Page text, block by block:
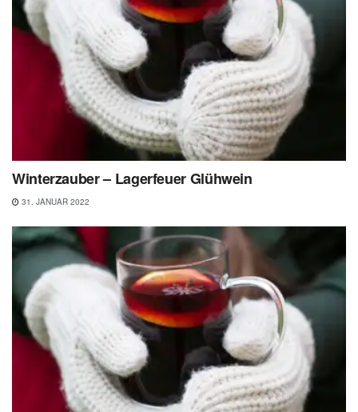
Winterzauber – Lagerfeuer Glühwein
31. JANUAR 2022